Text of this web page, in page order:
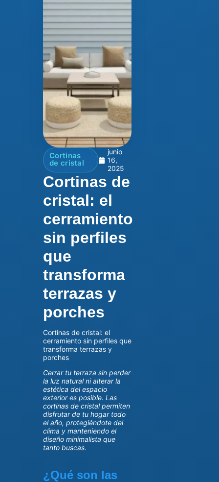
Cortinas
de cristal
junio
16,
2025
Cortinas de
cristal: el
cerramiento
sin perfiles
que
transforma
terrazas y
porches
Cortinas de cristal: el
cerramiento sin perfiles que
transforma terrazas y
porches
Cerrar tu terraza sin perder
la luz natural ni alterar la
estética del espacio
exterior es posible. Las
cortinas de cristal permiten
disfrutar de tu hogar todo
el año, protegiéndote del
clima y manteniendo el
diseño minimalista que
tanto buscas.
¿Qué son las